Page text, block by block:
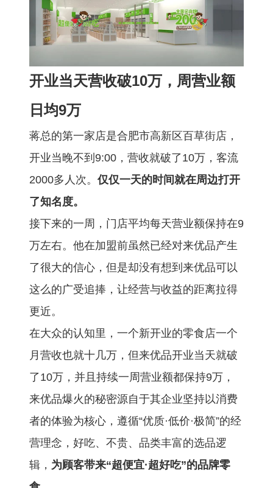
开业当天营收破10万，周营业额
日均9万
蒋总的第一家店是合肥市高新区百草街店，
开业当晚不到9:00，营收就破了10万，客流
2000多人次。 仅仅一天的时间就在周边打开
了知名度。
接下来的一周，门店平均每天营业额保持在9
万左右。他在加盟前虽然已经对来优品产生
了很大的信心，但是却没有想到来优品可以
这么的广受追捧，让经营与收益的距离拉得
更近。
在大众的认知里，一个新开业的零食店一个
月营收也就十几万，但来优品开业当天就破
了10万，并且持续一周营业额都保持9万，
来优品爆火的秘密源自于其企业坚持以消费
者的体验为核心，遵循“优质·低价·极简”的经
营理念，好吃、不贵、品类丰富的选品逻
辑， 为顾客带来“超便宜·超好吃”的品牌零